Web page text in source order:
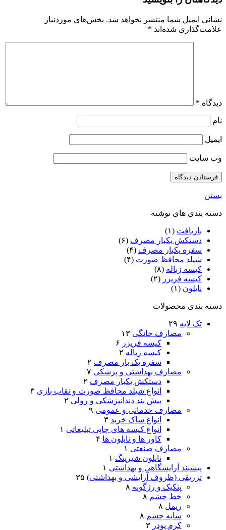
نشانی ایمیل شما منتشر نخواهد شد. بخش‌های موردنیاز
علامت‌گذاری شده‌اند *
دیدگاه *
نام
ایمیل
وب‌ سایت
بستن
دسته بندی های نوشته
بازیافت (۱)
دستکش یکبار مصرف (۶)
سفره یکبار مصرف (۴)
شیلد محافظ صورت (۴)
کیسه زباله (۸)
کیسه فریزر (۲)
نایلون (۱)
دسته بندی محصولات
تک لایه ۲۹
مصارف خانگی ۱۳
کیسه فریزر ۶
کیسه زباله ۲
سفره یک بار مصرف ۲
مصارف بهداشتی و پزشکی ۷
دستکش یکبار مصرف ۲
انواع شیلد محافظ صورت و نقاب بازی ۳
پیش بند دندانپزشکی و رولی ۲
مصارف خدماتی و عمومی ۹
انواع ساک خرید ۳
انواع کیسه های چاپی تبلیغاتی ۱
کاور ها و نایلون ها ۴
مصارف صنعتی ۱
نایلون شیرینگ ۱
پیشبند آرایشگاهی و بهداشتی ۱
تزریقی (ظروف آرایشی و بهداشتی) ۳۵
پنکیک و رژگونه ۸
خط چشم ۸
ریمل ۸
سایه چشم ۸
کرم پودر ۳